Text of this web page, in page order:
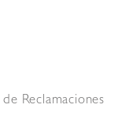
Reclamaciones